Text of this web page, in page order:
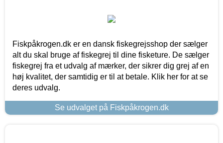
Fiskpåkrogen.dk er en dansk fiskegrejsshop der sælger
alt du skal bruge af fiskegrej til dine fisketure. De sælger
fiskegrej fra et udvalg af mærker, der sikrer dig grej af en
høj kvalitet, der samtidig er til at betale. Klik her for at se
deres udvalg.
Se udvalget på Fiskpåkrogen.dk